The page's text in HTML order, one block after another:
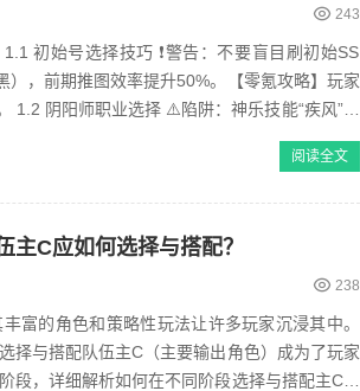
243
警告：不要盲目刷初始SS
，前期推图效率提升50%。【零氪攻略】玩家
⚠️陷阱：神乐技能“疾风”需
阅读全文
主C应如何选择与搭配？
238
富的角色和策略性玩法让许多玩家沉浸其中。
与搭配队伍主C（主要输出角色）成为了玩家
，详细解析如何在不同阶段选择与搭配主C，